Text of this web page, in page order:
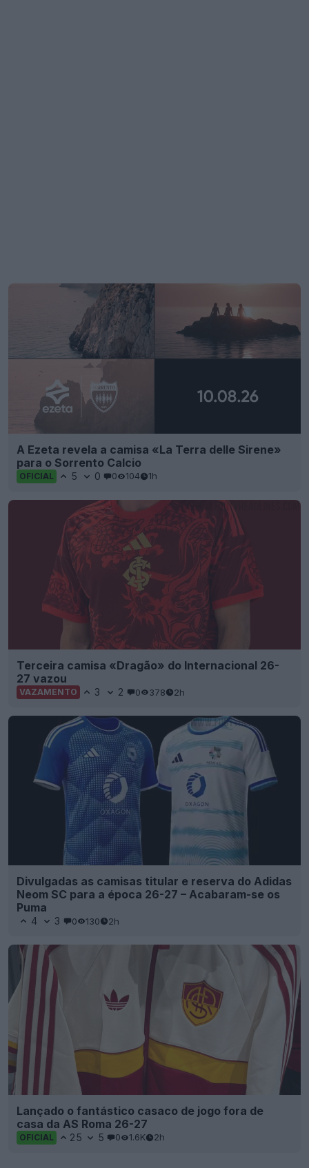
A Ezeta revela a camisa «La Terra delle Sirene»
para o Sorrento Calcio
OFICIAL 5 0 0 104 1h
Terceira camisa «Dragão» do Internacional 26-
27 vazou
VAZAMENTO 3 2 0 378 2h
Divulgadas as camisas titular e reserva do Adidas
Neom SC para a época 26-27 – Acabaram-se os
Puma
4 3 0 130 2h
Lançado o fantástico casaco de jogo fora de
casa da AS Roma 26-27
OFICIAL 25 5 0 1.6K 2h